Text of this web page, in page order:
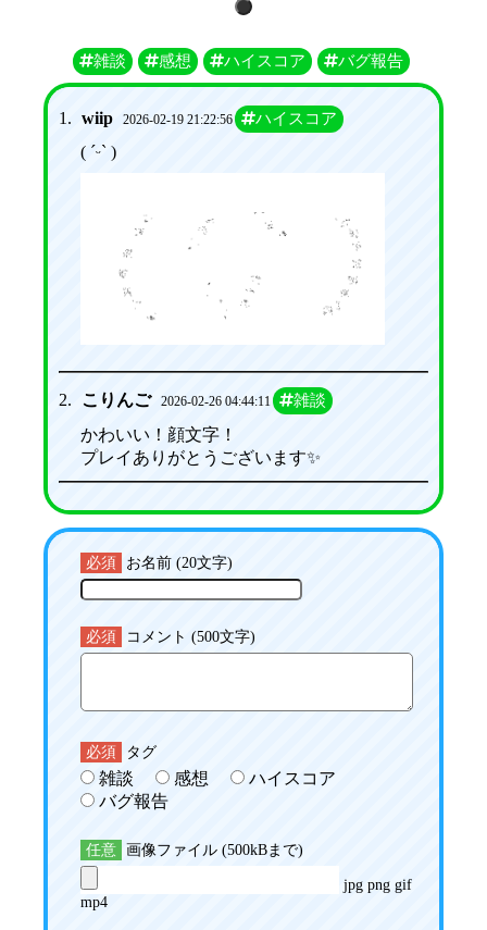
1
雑談 感想 ハイスコア バグ報告
1. wiip 2026-02-19 21:22:56 ハイスコア
( ˊᵕˋ )
2. こりんご 2026-02-26 04:44:11 雑談
かわいい！顔文字！
プレイありがとうございます✨
必須 お名前 (20文字)
必須 コメント (500文字)
必須 タグ
雑談 感想
ハイスコア
バグ報告
任意 画像ファイル (500kBまで)
jpg png gif
mp4